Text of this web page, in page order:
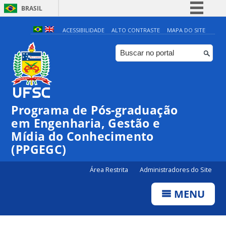
BRASIL
Simplifique!
Comunica BR
Participe
Canais
ACESSIBILIDADE ALTO CONTRASTE MAPA DO SITE
Programa de Pós-graduação
em Engenharia, Gestão e
Mídia do Conhecimento
(PPGEGC)
Área Restrita Administradores do Site
MENU